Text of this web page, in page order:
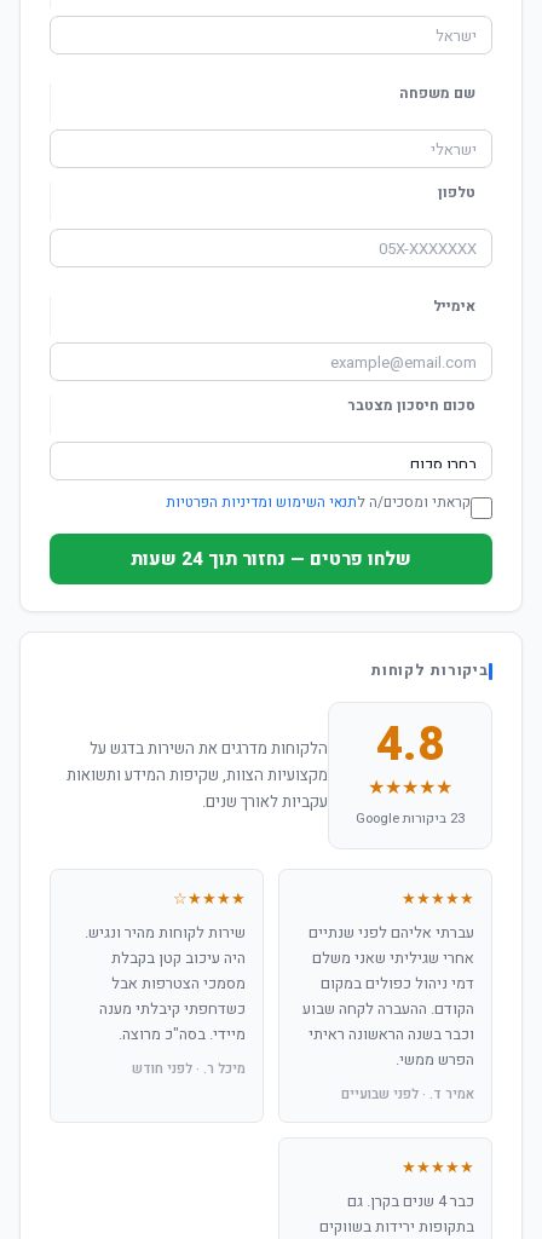
שם משפחה
טלפון
אימייל
סכום חיסכון מצטבר
קראתי ומסכים/ה לתנאי השימוש ומדיניות הפרטיות
שלחו פרטים — נחזור תוך 24 שעות
ביקורות לקוחות
4.8
★★★★★
23 ביקורות Google
הלקוחות מדרגים את השירות בדגש על
מקצועיות הצוות, שקיפות המידע ותשואות
עקביות לאורך שנים.
★★★★★
עברתי אליהם לפני שנתיים
אחרי שגיליתי שאני משלם
דמי ניהול כפולים במקום
הקודם. ההעברה לקחה שבוע
וכבר בשנה הראשונה ראיתי
הפרש ממשי.
אמיר ד. · לפני שבועיים
★★★★☆
שירות לקוחות מהיר ונגיש.
היה עיכוב קטן בקבלת
מסמכי הצטרפות אבל
כשדחפתי קיבלתי מענה
מיידי. בסה"כ מרוצה.
מיכל ר. · לפני חודש
★★★★★
כבר 4 שנים בקרן. גם
בתקופות ירידות בשווקים